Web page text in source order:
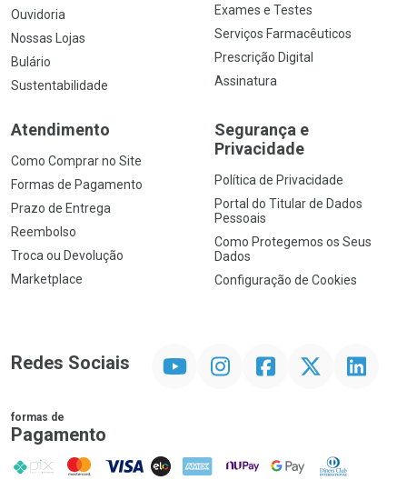
Ouvidoria
Nossas Lojas
Bulário
Sustentabilidade
Exames e Testes
Serviços Farmacêuticos
Prescrição Digital
Assinatura
Atendimento
Como Comprar no Site
Formas de Pagamento
Prazo de Entrega
Reembolso
Troca ou Devolução
Marketplace
Segurança e
Privacidade
Política de Privacidade
Portal do Titular de Dados
Pessoais
Como Protegemos os Seus
Dados
Configuração de Cookies
Redes Sociais InstagramFacebookTwitter Linkedin
formas de
Pagamento
PIX MasterCard
VISA ELO AMEX NuPay Google PayDiners Club